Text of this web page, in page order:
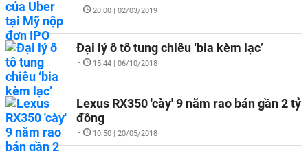
- 20:00 | 02/03/2019
Đại lý ô tô tung chiêu ‘bia kèm lạc’
- 15:44 | 06/10/2018
Lexus RX350 'cày' 9 năm rao bán gần 2 tỷ
đồng
- 10:50 | 20/05/2018